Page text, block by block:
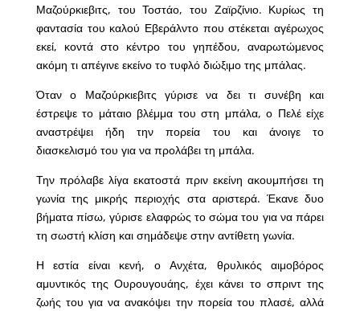
Μαζούρκιεβιτς, του Τοστάο, του Ζαϊρζίνιο. Κυρίως τη
φαντασία του καλού Εβεράλντο που στέκεται αγέρωχος
εκεί, κοντά στο κέντρο του γηπέδου, αναρωτώμενος
ακόμη τι απέγινε εκείνο το τυφλό διώξιμο της μπάλας.
Όταν ο Μαζούρκιεβιτς γύρισε να δει τι συνέβη και
έστρεψε το μάταιο βλέμμα του στη μπάλα, ο Πελέ είχε
αναστρέψει ήδη την πορεία του και άνοιγε το
διασκελισμό του για να προλάβει τη μπάλα.
Την πρόλαβε λίγα εκατοστά πριν εκείνη ακουμπήσει τη
γωνία της μικρής περιοχής στα αριστερά. Έκανε δυο
βήματα πίσω, γύρισε ελαφρώς το σώμα του για να πάρει
τη σωστή κλίση και σημάδεψε στην αντίθετη γωνία.
Η εστία είναι κενή, ο Ανχέτα, θρυλικός αιμοβόρος
αμυντικός της Ουρουγουάης, έχει κάνει το σπριντ της
ζωής του για να ανακόψει την πορεία του πλασέ, αλλά